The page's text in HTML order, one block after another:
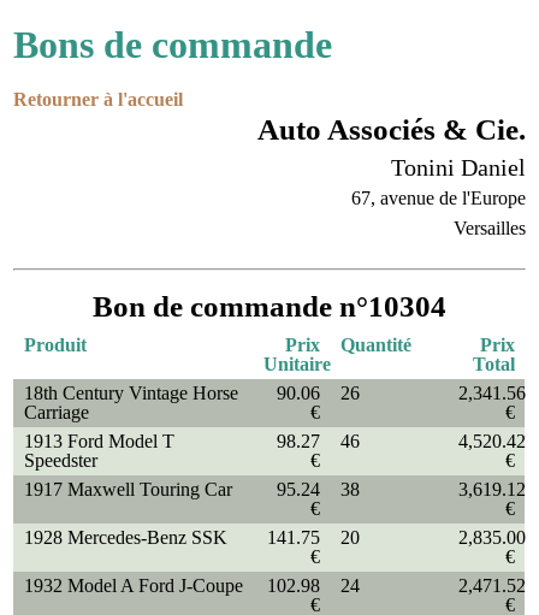
Bons de commande
Retourner à l'accueil
Auto Associés & Cie.
Tonini Daniel
67, avenue de l'Europe
Versailles
Bon de commande n°10304
Produit
Prix
Unitaire
Quantité
Prix
Total
18th Century Vintage Horse
Carriage
90.06
€
26
2,341.56
€
1913 Ford Model T
Speedster
98.27
€
46
4,520.42
€
1917 Maxwell Touring Car
95.24
€
38
3,619.12
€
1928 Mercedes-Benz SSK
141.75
€
20
2,835.00
€
1932 Model A Ford J-Coupe
102.98
€
24
2,471.52
€